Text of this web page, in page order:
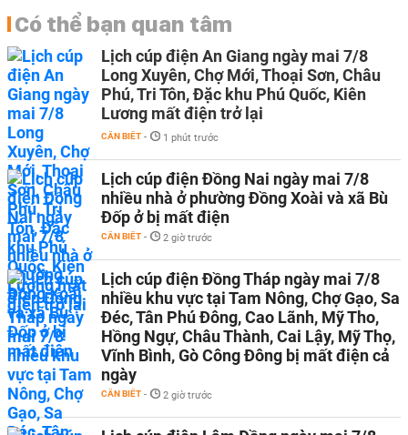
Có thể bạn quan tâm
Lịch cúp điện An Giang ngày mai 7/8
Long Xuyên, Chợ Mới, Thoại Sơn, Châu
Phú, Tri Tôn, Đặc khu Phú Quốc, Kiên
Lương mất điện trở lại
CẦN BIẾT - 1 phút trước
Lịch cúp điện Đồng Nai ngày mai 7/8
nhiều nhà ở phường Đồng Xoài và xã Bù
Đốp ở bị mất điện
CẦN BIẾT - 2 giờ trước
Lịch cúp điện Đồng Tháp ngày mai 7/8
nhiều khu vực tại Tam Nông, Chợ Gạo, Sa
Đéc, Tân Phú Đông, Cao Lãnh, Mỹ Tho,
Hồng Ngự, Châu Thành, Cai Lậy, Mỹ Thọ,
Vĩnh Bình, Gò Công Đông bị mất điện cả
ngày
CẦN BIẾT - 2 giờ trước